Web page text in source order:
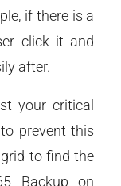
if there is a
click it and
after.
your critical
prevent this
to find the
Backup on